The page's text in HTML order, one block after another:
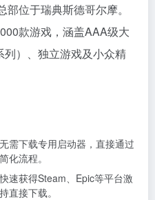
位于瑞典斯德哥尔摩。
款游戏，涵盖AAA级大
）、独立游戏及小众精
无需下载专用启动器，直接通过
化流程。
速获得Steam、Epic等平台激
直接下载。